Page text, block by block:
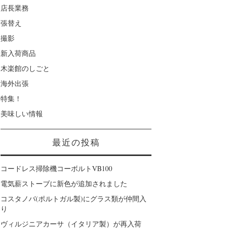
店長業務
張替え
撮影
新入荷商品
木楽館のしごと
海外出張
特集！
美味しい情報
最近の投稿
コードレス掃除機コーボルトVB100
電気薪ストーブに新色が追加されました
コスタノバ(ポルトガル製)にグラス類が仲間入
り
ヴィルジニアカーサ（イタリア製）が再入荷